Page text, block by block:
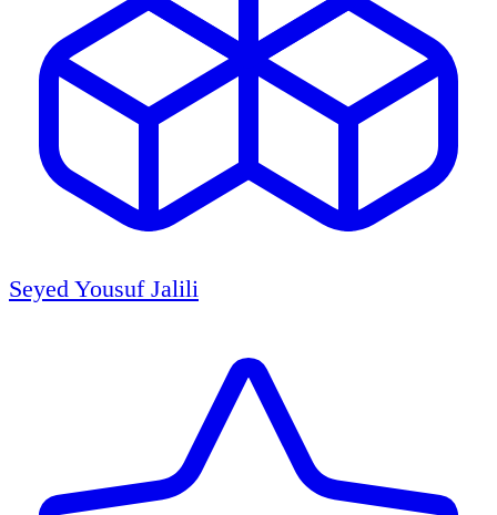
Seyed Yousuf Jalili